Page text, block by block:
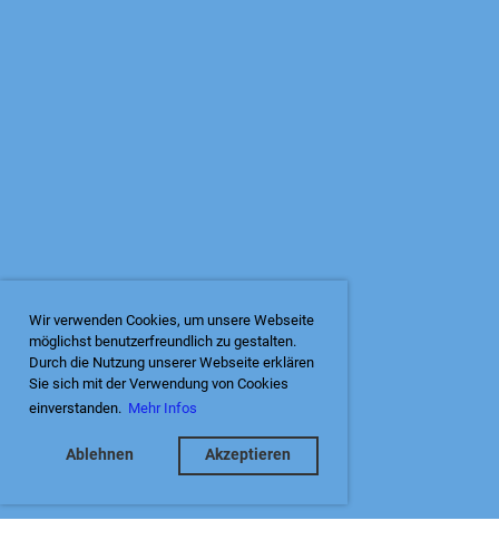
Wir verwenden Cookies, um unsere Webseite
möglichst benutzerfreundlich zu gestalten.
Durch die Nutzung unserer Webseite erklären
Sie sich mit der Verwendung von Cookies
einverstanden. Mehr Infos
Ablehnen Akzeptieren